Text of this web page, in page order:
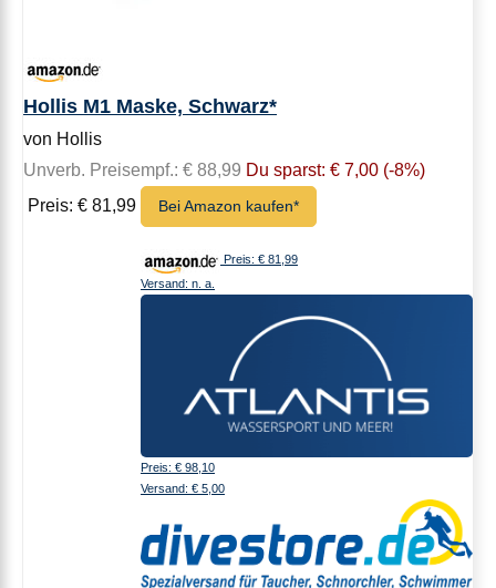
Hollis M1 Maske, Schwarz*
von Hollis
Unverb. Preisempf.: € 88,99 Du sparst: € 7,00 (-8%)
Preis: € 81,99
Bei Amazon kaufen*
Preis: € 81,99
Versand: n. a.
Preis: € 98,10
Versand: € 5,00